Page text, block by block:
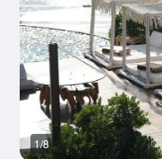
1/8